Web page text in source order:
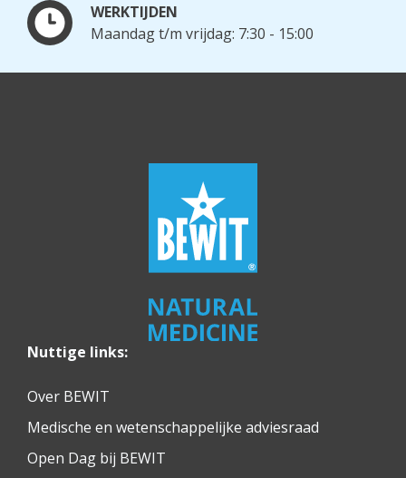
WERKTIJDEN
Maandag t/m vrijdag: 7:30 - 15:00
Nuttige links:
Over BEWIT
Medische en wetenschappelijke adviesraad
Open Dag bij BEWIT